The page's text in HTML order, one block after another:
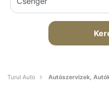
Turul Auto Autószervizek,